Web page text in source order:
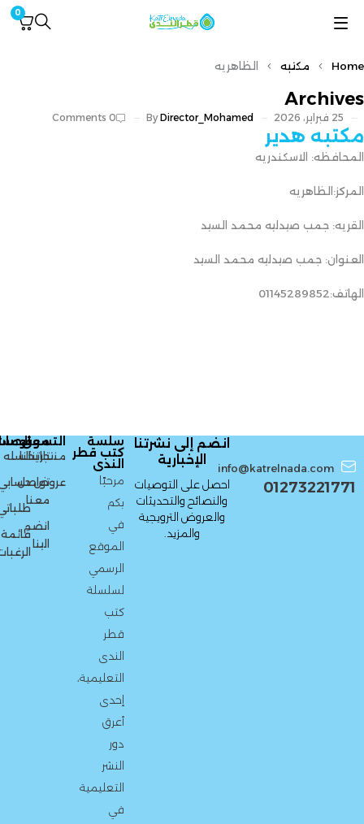
0
Archives
Home مكتبه الظاهريه
25 فبراير، 2026 By Director_Mohamed
0 Comments
مكتبه هدير
المحافظه: الاسكندريه
المركز:الظاهريه
القريه: جمب صيدليه محمد السيد
العنوان: جمب صيدليه محمد السيد
الهاتف:01145289852
انضم إلى نشرتنا
الإخبارية
احصل على التوصيات
والنصائح والتحديثات
والعروض الترويجية
والمزيد.
info@katrelnada.com
01273221771
سلسة
كتب قطر
الندى
مرحبًا
بكم
في
الموقع
الرسمي
لسلسلة
كتب
قطر
الندى
التعليمية،
إحدى
أعرق
دور
النشر
التعليمية
في
التسوق
منتجاتنا
عروض
تاريخنا
تواصل
معنا
انضم
الينا
السله
قائمة